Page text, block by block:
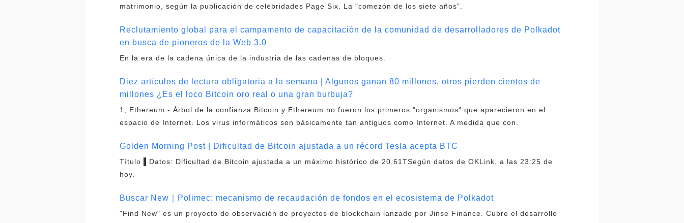
matrimonio, según la publicación de celebridades Page Six. La "comezón de los siete años".
Reclutamiento global para el campamento de capacitación de la comunidad de desarrolladores de Polkadot
en busca de pioneros de la Web 3.0
En la era de la cadena única de la industria de las cadenas de bloques.
Diez artículos de lectura obligatoria a la semana | Algunos ganan 80 millones, otros pierden cientos de
millones ¿Es el loco Bitcoin oro real o una gran burbuja?
1, Ethereum - Árbol de la confianza Bitcoin y Ethereum no fueron los primeros "organismos" que aparecieron en el
espacio de Internet. Los virus informáticos son básicamente tan antiguos como Internet. A medida que con.
Golden Morning Post | Dificultad de Bitcoin ajustada a un récord Tesla acepta BTC
Título ▌Datos: Dificultad de Bitcoin ajustada a un máximo histórico de 20,61TSegún datos de OKLink, a las 23:25 de
hoy.
Buscar New｜Polimec: mecanismo de recaudación de fondos en el ecosistema de Polkadot
"Find New" es un proyecto de observación de proyectos de blockchain lanzado por Jinse Finance. Cubre el desarrollo